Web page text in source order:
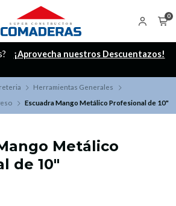
0
¡Aprovecha nuestros Descuentazos!
Herramientas Generales
Escuadra Mango Metálico Profesional de 10"
Metálico
de 10"